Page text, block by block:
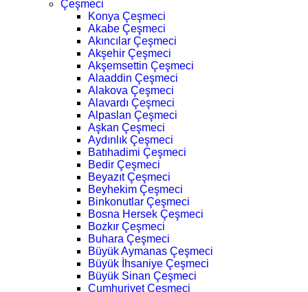
Çeşmeci
Konya Çeşmeci
Akabe Çeşmeci
Akıncılar Çeşmeci
Akşehir Çeşmeci
Akşemsettin Çeşmeci
Alaaddin Çeşmeci
Alakova Çeşmeci
Alavardı Çeşmeci
Alpaslan Çeşmeci
Aşkan Çeşmeci
Aydınlık Çeşmeci
Batıhadimi Çeşmeci
Bedir Çeşmeci
Beyazıt Çeşmeci
Beyhekim Çeşmeci
Binkonutlar Çeşmeci
Bosna Hersek Çeşmeci
Bozkır Çeşmeci
Buhara Çeşmeci
Büyük Aymanas Çeşmeci
Büyük İhsaniye Çeşmeci
Büyük Sinan Çeşmeci
Cumhuriyet Çeşmeci